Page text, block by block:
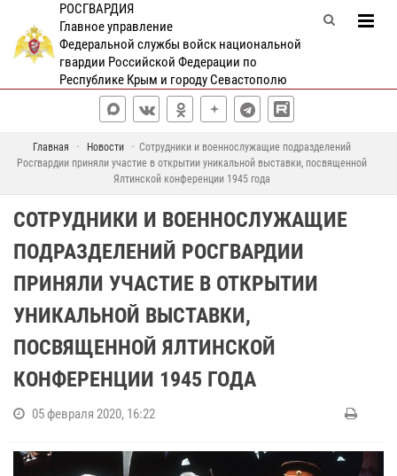
РОСГВАРДИЯ
Главное управление
Федеральной службы войск национальной
гвардии Российской Федерации по
Республике Крым и городу Севастополю
Главная Новости
Сотрудники и военнослужащие подразделений
Росгвардии приняли участие в открытии уникальной выставки, посвященной
Ялтинской конференции 1945 года
СОТРУДНИКИ И ВОЕННОСЛУЖАЩИЕ
ПОДРАЗДЕЛЕНИЙ РОСГВАРДИИ
ПРИНЯЛИ УЧАСТИЕ В ОТКРЫТИИ
УНИКАЛЬНОЙ ВЫСТАВКИ,
ПОСВЯЩЕННОЙ ЯЛТИНСКОЙ
КОНФЕРЕНЦИИ 1945 ГОДА
05 февраля 2020, 16:22